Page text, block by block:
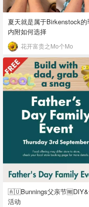
夏天就是属于Birkenstock的
内附如何选择
花开富贵之Mo个Mo
🇦🇺Bunnings父亲节🆓DIY&
活动